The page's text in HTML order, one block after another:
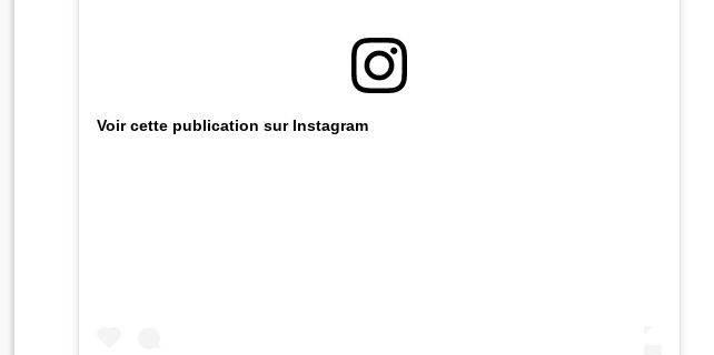
Voir cette publication sur Instagram